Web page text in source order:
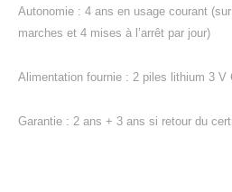
Autonomie : 4 ans en usage courant
marches et 4 mises à l’arrêt par jour)
Alimentation fournie : 2 piles lithium 3 V
Garantie : 2 ans + 3 ans si retour du